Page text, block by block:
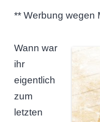
** Werbung wegen
Wann war
ihr
eigentlich
zum
letzten